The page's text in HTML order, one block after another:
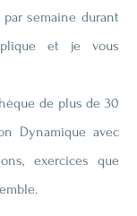
semaine durant
et je vous
de plus de 30
Dynamique avec
exercices que